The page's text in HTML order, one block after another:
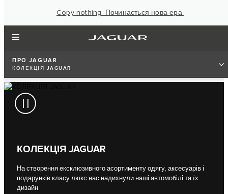
Copy nothing. Починається нова ера.
ПРО JAGUAR
КОЛЕКЦІЯ JAGUAR
КОЛЕКЦІЯ JAGUAR
На створення ексклюзивного асортименту одягу, аксесуарів і
подарунків класу люкс нас надихнули наші автомобілі та їх
дизайн.